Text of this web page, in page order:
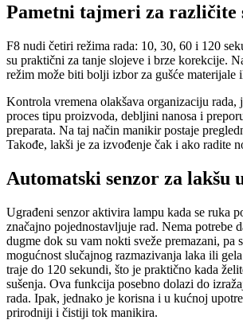
Pametni tajmeri za različite
F8 nudi četiri režima rada: 10, 30, 60 i 120
su praktični za tanje slojeve i brze korekcije.
režim može biti bolji izbor za gušće materijale
Kontrola vremena olakšava organizaciju rada,
proces tipu proizvoda, debljini nanosa i
preparata. Na taj način manikir postaje
Takođe, lakši je za izvođenje čak i ako radite
Automatski senzor za lakšu
Ugrađeni senzor aktivira lampu kada se ruka
značajno pojednostavljuje rad. Nema potrebe
dugme dok su vam nokti sveže premazani, pa
mogućnost slučajnog razmazivanja laka ili
traje do 120 sekundi, što je praktično kada
sušenja. Ova funkcija posebno dolazi do
rada. Ipak, jednako je korisna i u kućnoj
prirodniji i čistiji tok manikira.